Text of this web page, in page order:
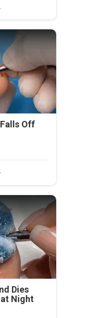
Off
Dies
at Night